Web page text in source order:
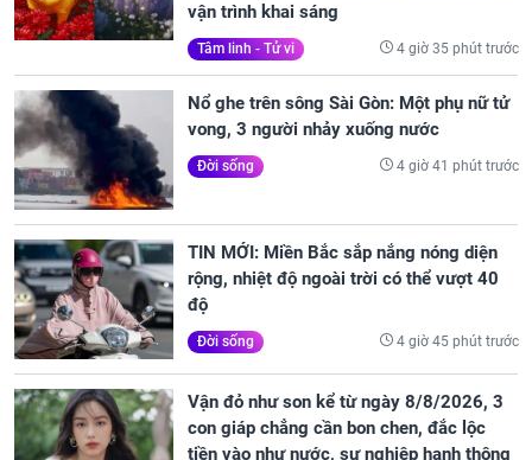
vận trình khai sáng
Tâm linh - Tử vi 4 giờ 35 phút trước
Nổ ghe trên sông Sài Gòn: Một phụ nữ tử
vong, 3 người nhảy xuống nước
Đời sống 4 giờ 41 phút trước
TIN MỚI: Miền Bắc sắp nắng nóng diện
rộng, nhiệt độ ngoài trời có thể vượt 40
độ
Đời sống 4 giờ 45 phút trước
Vận đỏ như son kể từ ngày 8/8/2026, 3
con giáp chẳng cần bon chen, đắc lộc
tiền vào như nước, sự nghiệp hanh thông